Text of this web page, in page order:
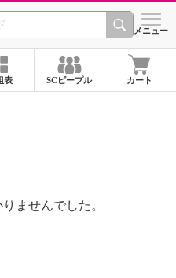
ショッ
メニュー
表 SCピープル カート
ませんでした。